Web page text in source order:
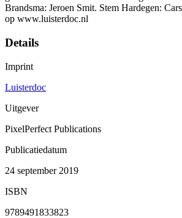
Brandsma: Jeroen Smit. Stem Hardegen:
op www.luisterdoc.nl
Details
Imprint
Luisterdoc
Uitgever
PixelPerfect Publications
Publicatiedatum
24 september 2019
ISBN
9789491833823